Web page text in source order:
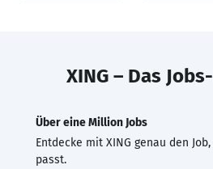
XING – Das
Über eine Million Jobs
Entdecke mit XING genau den
passt.